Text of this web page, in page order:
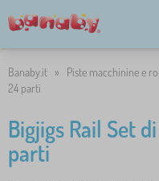
Banaby.it » Piste macchinine e
24 parti
Bigjigs Rail Set
parti